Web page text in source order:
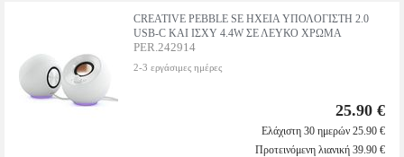
CREATIVE PEBBLE SE ΗΧΕΙΑ ΥΠΟΛΟΓΙΣΤΗ 2.0
USB-C ΚΑΙ ΙΣΧΥ 4.4W ΣΕ ΛΕΥΚΟ ΧΡΩΜΑ
PER.242914
2-3 εργάσιμες ημέρες
25.90 €
Ελάχιστη 30 ημερών 25.90 €
Προτεινόμενη λιανική 39.90 €